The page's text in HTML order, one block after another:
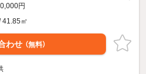
円
41.85㎡
わせ （無料）